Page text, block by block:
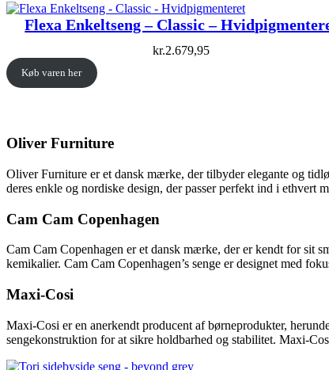
Flexa Enkeltseng – Classic –
kr.2.679,95
Køb varen her
Oliver Furniture
Oliver Furniture er et dansk mærke, der tilbyder elegante og
deres enkle og nordiske design, der passer perfekt ind i ethvert
Cam Cam Copenhagen
Cam Cam Copenhagen er et dansk mærke, der er kendt for sit
kemikalier. Cam Cam Copenhagen’s senge er designet med
Maxi-Cosi
Maxi-Cosi er en anerkendt producent af børneprodukter,
sengekonstruktion for at sikre holdbarhed og stabilitet. Maxi-